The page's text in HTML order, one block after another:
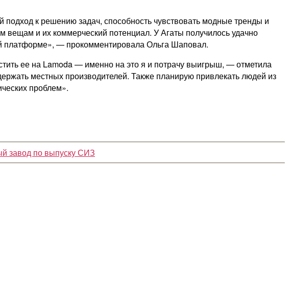
к решению задач, способность чувствовать модные тренды и
вещам и их коммерческий потенциал. У Агаты получилось удачно
платформе», — прокомментировала Ольга Шаповал.
ее на Lamoda — именно на это я и потрачу выигрыш, — отметила
местных производителей. Также планирую привлекать людей из
проблем».
завод по выпуску СИЗ